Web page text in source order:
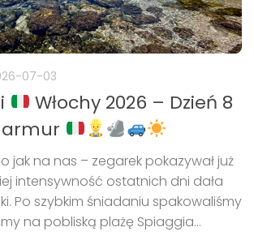
07-03
Włochy 2026 – Dzień 8
jak na nas – zegarek pokazywał już
intensywność ostatnich dni dała
Po szybkim śniadaniu spakowaliśmy
na pobliską plażę Spiaggia...